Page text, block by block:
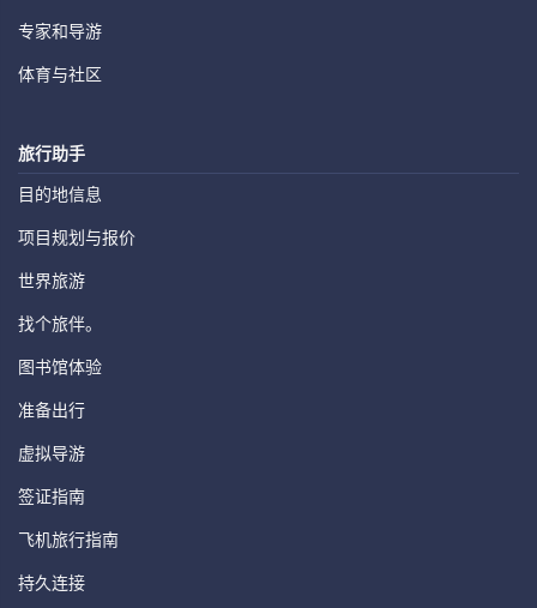
专家和导游
体育与社区
旅行助手
目的地信息
项目规划与报价
世界旅游
找个旅伴。
图书馆体验
准备出行
虚拟导游
签证指南
飞机旅行指南
持久连接